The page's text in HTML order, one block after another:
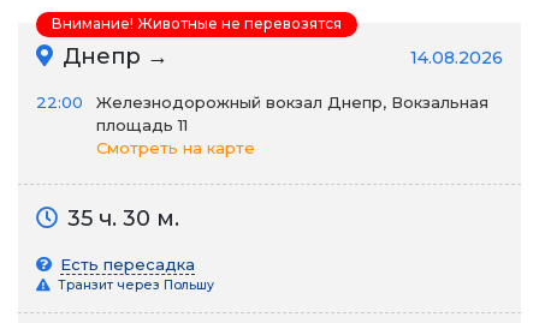
Днепр → 14.08.2026
22:00
Железнодорожный вокзал Днепр, Вокзальная
площадь 11
Смотреть на карте
35 ч. 30 м.
Есть пересадка
Транзит через Польшу
Внимание! Животные не перевозятся